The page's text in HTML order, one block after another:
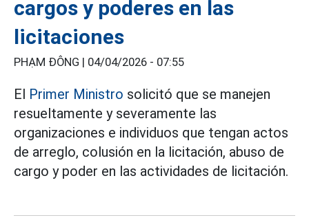
cargos y poderes en las
licitaciones
PHẠM ĐÔNG | 04/04/2026 - 07:55
El Primer Ministro solicitó que se manejen
resueltamente y severamente las
organizaciones e individuos que tengan actos
de arreglo, colusión en la licitación, abuso de
cargo y poder en las actividades de licitación.